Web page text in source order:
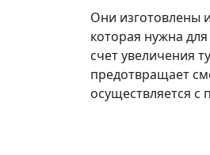
Они изготовлены
которая нужна
счет увеличения
предотвращает
осуществляется